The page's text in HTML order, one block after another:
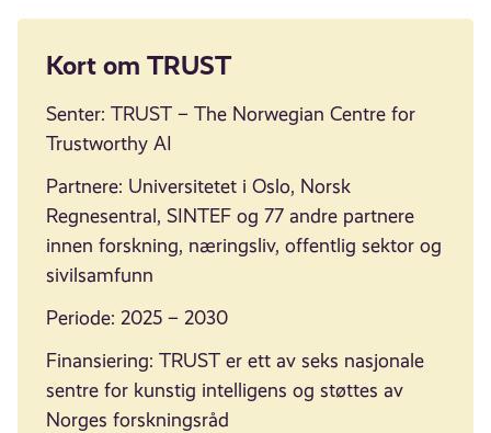
Kort om TRUST
Senter: TRUST – The Norwegian Centre for
Trustworthy AI
Partnere: Universitetet i Oslo, Norsk
Regnesentral, SINTEF og 77 andre partnere
innen forskning, næringsliv, offentlig sektor og
sivilsamfunn
Periode: 2025 – 2030
Finansiering: TRUST er ett av seks nasjonale
sentre for kunstig intelligens og støttes av
Norges forskningsråd